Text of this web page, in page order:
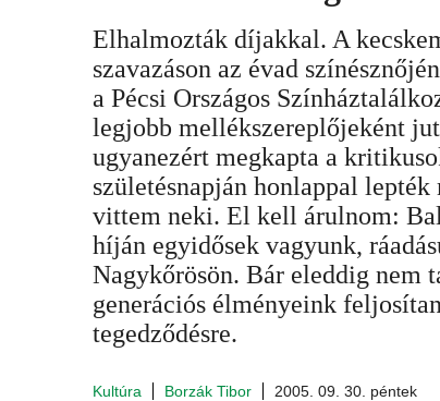
Elhalmozták díjakkal. A
szavazáson az évad
a Pécsi Országos
legjobb mellékszereplőjeként
ugyanezért megkapta a
születésnapján honlappal
vittem neki. El kell árulnom:
híján egyidősek vagyunk,
Nagykőrösön. Bár eleddig nem
generációs élményeink
tegedződésre.
Kultúra Borzák Tibor 2005. 09. 30. péntek